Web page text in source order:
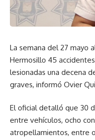
La semana del 27 mayo
Hermosillo 45
lesionadas una decena
graves, informó Ovier
El oficial detalló que 30
entre vehículos, ocho
atropellamientos, entre